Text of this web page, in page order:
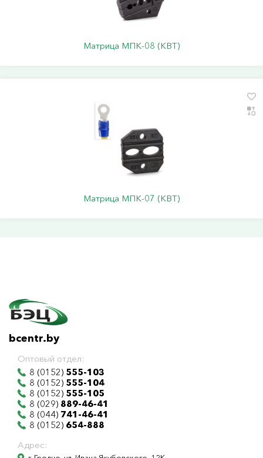
Матрица МПК-08 (КВТ)
Матрица МПК-07 (КВТ)
bcentr.by
Оптовый отдел:
8 (0152) 555-103
8 (0152) 555-104
8 (0152) 555-105
8 (029) 889-46-41
8 (044) 741-46-41
8 (0152) 654-888
Адрес: